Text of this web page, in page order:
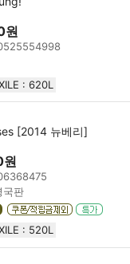
원
: 620L
[2014 뉴베리]
국판
: 520L